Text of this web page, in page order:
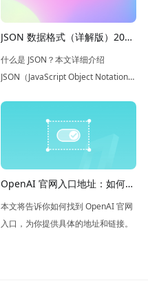
JSON 数据格式（详解版）2026
年最新介绍
什么是 JSON？本文详细介绍
JSON（JavaScript Object Notation）
OpenAI 官网入口地址：如何轻
松找到
本文将告诉你如何找到 OpenAI 官网
入口，为你提供具体的地址和链接。